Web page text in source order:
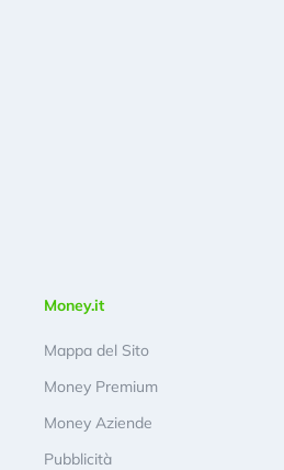
Money.it
Mappa del Sito
Money Premium
Money Aziende
Pubblicità